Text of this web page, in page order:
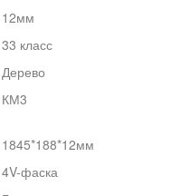
12мм
33 класс
Дерево
КМ3
1845*188*12мм
4V-фаска